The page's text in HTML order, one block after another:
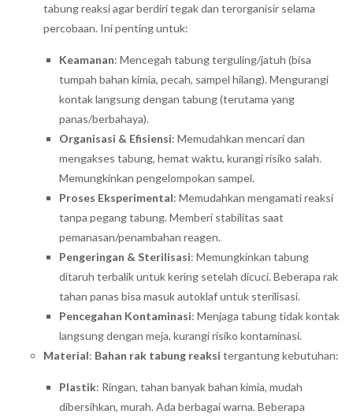
tabung reaksi agar berdiri tegak dan terorganisir selama
percobaan. Ini penting untuk:
Keamanan: Mencegah tabung terguling/jatuh (bisa
tumpah bahan kimia, pecah, sampel hilang). Mengurangi
kontak langsung dengan tabung (terutama yang
panas/berbahaya).
Organisasi & Efisiensi: Memudahkan mencari dan
mengakses tabung, hemat waktu, kurangi risiko salah.
Memungkinkan pengelompokan sampel.
Proses Eksperimental: Memudahkan mengamati reaksi
tanpa pegang tabung. Memberi stabilitas saat
pemanasan/penambahan reagen.
Pengeringan & Sterilisasi: Memungkinkan tabung
ditaruh terbalik untuk kering setelah dicuci. Beberapa rak
tahan panas bisa masuk autoklaf untuk sterilisasi.
Pencegahan Kontaminasi: Menjaga tabung tidak kontak
langsung dengan meja, kurangi risiko kontaminasi.
Material: Bahan rak tabung reaksi tergantung kebutuhan:
Plastik: Ringan, tahan banyak bahan kimia, mudah
dibersihkan, murah. Ada berbagai warna. Beberapa